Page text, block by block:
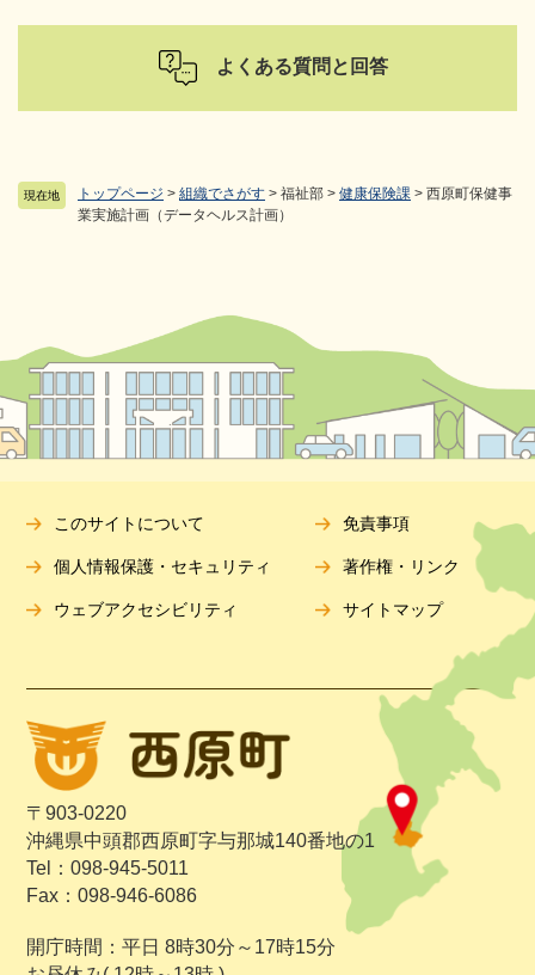
現在地 トップページ > 組織でさがす > 福祉部 > 健康保険課 > 西原町保健事
業実施計画（データヘルス計画）
よくある質問と回答
〒903-0220
沖縄県中頭郡西原町字与那城140番地の1
Tel：098-945-5011
Fax：098-946-6086
開庁時間：平日 8時30分～17時15分
このサイトについて 免責事項
個人情報保護・セキュリティ 著作権・リンク
ウェブアクセシビリティ サイトマップ